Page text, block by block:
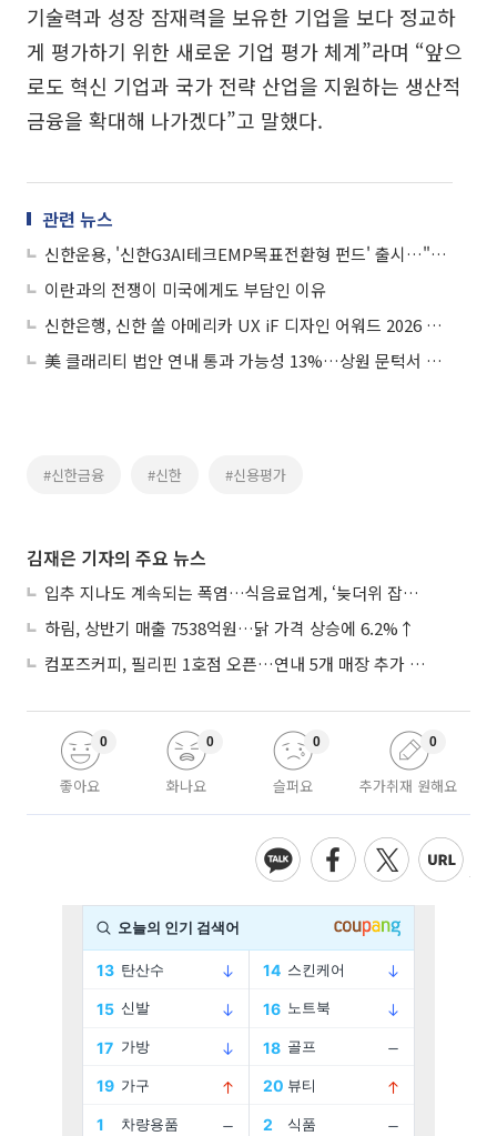
기술력과 성장 잠재력을 보유한 기업을 보다 정교하
게 평가하기 위한 새로운 기업 평가 체계”라며 “앞으
로도 혁신 기업과 국가 전략 산업을 지원하는 생산적
금융을 확대해 나가겠다”고 말했다.
관련 뉴스
신한운용, '신한G3AI테크EMP목표전환형 펀드' 출시…"韓·美·中 AI 집중투자"
이란과의 전쟁이 미국에게도 부담인 이유
신한은행, 신한 쏠 아메리카 UX iF 디자인 어워드 2026 본상 .
美 클래리티 법안 연내 통과 가능성 13%…상원 문턱서 제동
#신한금융 #신한 #신용평가
김재은 기자의 주요 뉴스
입추 지나도 계속되는 폭염…식음료업계, ‘늦더위 잡기’ 전력 투구
하림, 상반기 매출 7538억원…닭 가격 상승에 6.2%↑
컴포즈커피, 필리핀 1호점 오픈…연내 5개 매장 추가 출점
좋아요
0
화나요
0
슬퍼요
0
추가취재 원해요
0